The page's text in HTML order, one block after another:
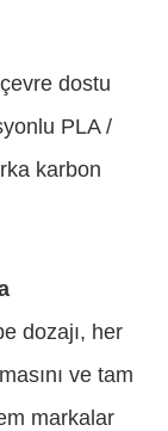
dostu
PLA /
karbon
dozajı, her
ve tam
markalar